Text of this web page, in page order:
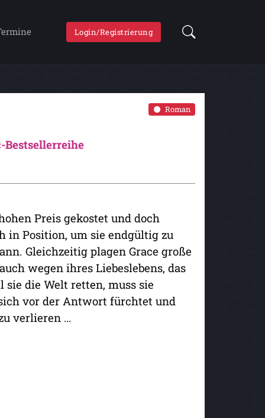
Login/Registrierung
Roman
Bestsellerreihe
Preis gekostet und doch
in Position, um sie endgültig zu
Gleichzeitig plagen Grace große
wegen ihres Liebeslebens, das
die Welt retten, muss sie
vor der Antwort fürchtet und
verlieren …